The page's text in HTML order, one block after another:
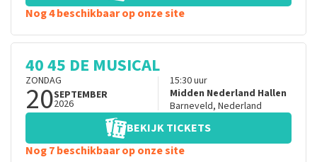
Nog 4 beschikbaar op onze site
40 45 DE MUSICAL
ZONDAG
20SEPTEMBER
2026
15:30uur
Midden Nederland Hallen
Barneveld, Nederland
BEKIJK TICKETS
Nog 7 beschikbaar op onze site